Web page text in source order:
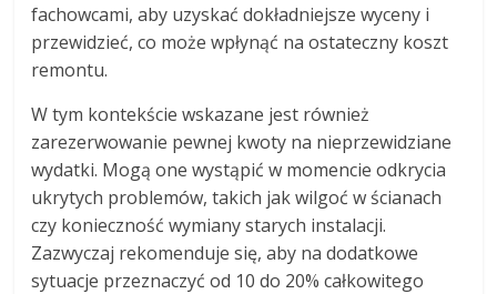
fachowcami, aby uzyskać dokładniejsze wyceny i
przewidzieć, co może wpłynąć na ostateczny koszt
remontu.
W tym kontekście wskazane jest również
zarezerwowanie pewnej kwoty na nieprzewidziane
wydatki. Mogą one wystąpić w momencie odkrycia
ukrytych problemów, takich jak wilgoć w ścianach
czy konieczność wymiany starych instalacji.
Zazwyczaj rekomenduje się, aby na dodatkowe
sytuacje przeznaczyć od 10 do 20% całkowitego